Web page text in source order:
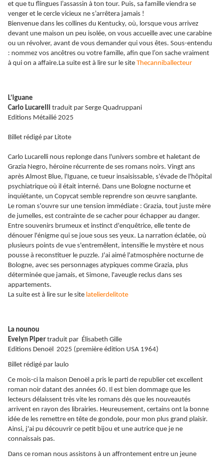
et que tu flingues l’assassin à ton tour. Puis, sa famille viendra se
venger et le cercle vicieux ne s’arrêtera jamais !
Bienvenue dans les collines du Kentucky, où, lorsque vous arrivez
devant une maison un peu isolée, on vous accueille avec une carabine
ou un révolver, avant de vous demander qui vous êtes. Sous-entendu
: nommez vos ancêtres ou votre famille, afin que l’on sache vraiment
à qui on a affaire.La suite est à lire sur le site Thecanniballecteur
L’iguane
Carlo Lucarelli traduit par Serge Quadruppani
Editions Métailié 2025
Billet rédigé par Litote
Carlo Lucarelli nous replonge dans l'univers sombre et haletant de
Grazia Negro, héroïne récurrente de ses romans noirs. Vingt ans
après Almost Blue, l'Iguane, ce tueur insaisissable, s'évade de l'hôpital
psychiatrique où il était interné. Dans une Bologne nocturne et
inquiétante, un Copycat semble reprendre son œuvre sanglante.
Le roman s'ouvre sur une tension immédiate : Grazia, tout juste mère
de jumelles, est contrainte de se cacher pour échapper au danger.
Entre souvenirs brumeux et instinct d'enquêtrice, elle tente de
dénouer l'énigme qui se joue sous ses yeux. La narration éclatée, où
plusieurs points de vue s'entremêlent, intensifie le mystère et nous
pousse à reconstituer le puzzle. J'ai aimé l'atmosphère nocturne de
Bologne, avec ses personnages atypiques comme Grazia, plus
déterminée que jamais, et Simone, l'aveugle reclus dans ses
appartements.
La suite est à lire sur le site latelierdelitote
La nounou
Evelyn Piper traduit par Élisabeth Gille
Editions Denoël 2025 (première édition USA 1964)
Billet rédigé par laulo
Ce mois-ci la maison Denoël a pris le parti de republier cet excellent
roman noir datant des années 60. Il est bien dommage que les
lecteurs délaissent très vite les romans dès que les nouveautés
arrivent en rayon des librairies. Heureusement, certains ont la bonne
idée de les remettre en tête de gondole, pour mon plus grand plaisir.
Ainsi, j'ai pu découvrir ce petit bijou et une autrice que je ne
connaissais pas.
Dans ce roman nous assistons à un affrontement entre un jeune